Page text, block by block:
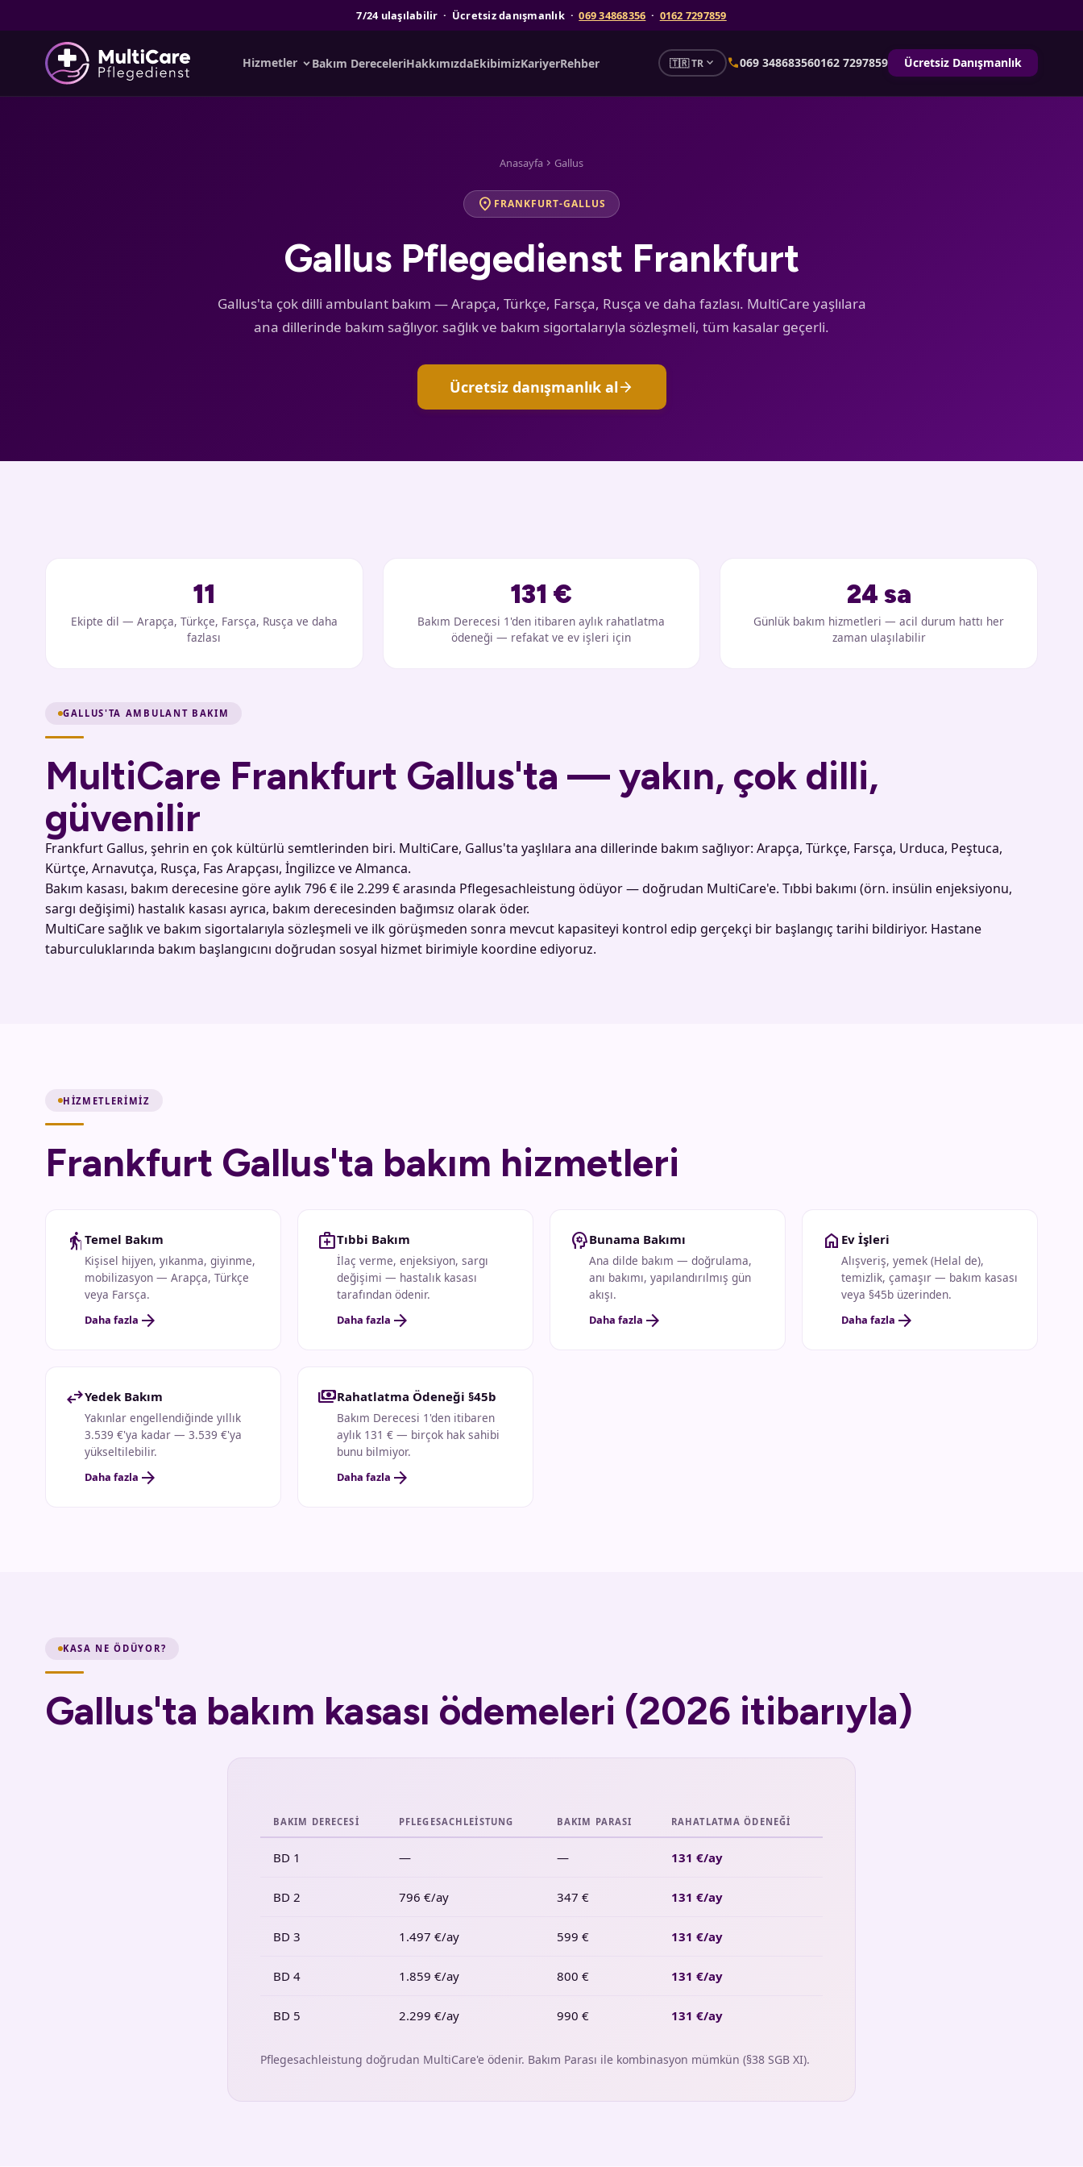
7/24 ulaşılabilir · Ücretsiz danışmanlık ·069 34868356 · 0162 7297859
Hizmetler Bakım DereceleriHakkımızdaEkibimizKariyerRehber 🇹🇷 TRexpand_more call069 348683560162 7297859 Ücretsiz Danışmanlık
Anasayfa chevron_right Gallus
location_on FRANKFURT-GALLUS
Gallus Pflegedienst Frankfurt
Gallus'ta çok dilli ambulant bakım — Arapça, Türkçe, Farsça, Rusça ve daha fazlası. MultiCare yaşlılara
ana dillerinde bakım sağlıyor. sağlık ve bakım sigortalarıyla sözleşmeli, tüm kasalar geçerli.
Ücretsiz danışmanlık alarrow_forward
11
Ekipte dil — Arapça, Türkçe, Farsça, Rusça ve daha
fazlası
131 €
Bakım Derecesi 1'den itibaren aylık rahatlatma
ödeneği — refakat ve ev işleri için
24 sa
Günlük bakım hizmetleri — acil durum hattı her
zaman ulaşılabilir
GALLUS'TA AMBULANT BAKIM
MultiCare Frankfurt Gallus'ta — yakın, çok dilli,
güvenilir
Frankfurt Gallus, şehrin en çok kültürlü semtlerinden biri. MultiCare, Gallus'ta yaşlılara ana dillerinde bakım sağlıyor: Arapça, Türkçe, Farsça, Urduca, Peştuca,
Kürtçe, Arnavutça, Rusça, Fas Arapçası, İngilizce ve Almanca.
Bakım kasası, bakım derecesine göre aylık 796 € ile 2.299 € arasında Pflegesachleistung ödüyor — doğrudan MultiCare'e. Tıbbi bakımı (örn. insülin enjeksiyonu,
sargı değişimi) hastalık kasası ayrıca, bakım derecesinden bağımsız olarak öder.
MultiCare sağlık ve bakım sigortalarıyla sözleşmeli ve ilk görüşmeden sonra mevcut kapasiteyi kontrol edip gerçekçi bir başlangıç tarihi bildiriyor. Hastane
taburculuklarında bakım başlangıcını doğrudan sosyal hizmet birimiyle koordine ediyoruz.
HIZMETLERIMIZ
Frankfurt Gallus'ta bakım hizmetleri
elderly Temel Bakım
Kişisel hijyen, yıkanma, giyinme,
mobilizasyon — Arapça, Türkçe
veya Farsça.
Daha fazla arrow_forward
medical_servicesTıbbi Bakım
İlaç verme, enjeksiyon, sargı
değişimi — hastalık kasası
tarafından ödenir.
Daha fazla arrow_forward
psychologyBunama Bakımı
Ana dilde bakım — doğrulama,
anı bakımı, yapılandırılmış gün
akışı.
Daha fazla arrow_forward
home Ev İşleri
Alışveriş, yemek (Helal de),
temizlik, çamaşır — bakım kasası
veya §45b üzerinden.
Daha fazla arrow_forward
swap_horizYedek Bakım
Yakınlar engellendiğinde yıllık
3.539 €'ya kadar — 3.539 €'ya
yükseltilebilir.
Daha fazla arrow_forward
paymentsRahatlatma Ödeneği §45b
Bakım Derecesi 1'den itibaren
aylık 131 € — birçok hak sahibi
bunu bilmiyor.
Daha fazla arrow_forward
KASA NE ÖDÜYOR?
Gallus'ta bakım kasası ödemeleri (2026 itibarıyla)
BAKIM DERECESI PFLEGESACHLEISTUNG BAKIM PARASI RAHATLATMA ÖDENEĞI
BD 1 — — 131 €/ay
BD 2 796 €/ay 347 € 131 €/ay
BD 3 1.497 €/ay 599 € 131 €/ay
BD 4 1.859 €/ay 800 € 131 €/ay
BD 5 2.299 €/ay 990 € 131 €/ay
Pflegesachleistung doğrudan MultiCare'e ödenir. Bakım Parası ile kombinasyon mümkün (§38 SGB XI).